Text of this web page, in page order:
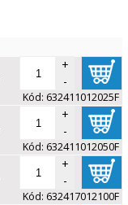
+
-
Kód: 632411012025F
+
-
Kód: 632411012050F
+
-
Kód: 632417012100F